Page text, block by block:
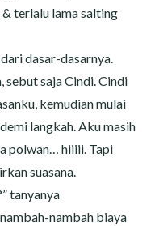
terlalu lama salting
dasar-dasarnya.
sebut saja Cindi. Cindi
kemudian mulai
langkah. Aku masih
polwan… hiiiii. Tapi
suasana.
tanyanya
nambah biaya